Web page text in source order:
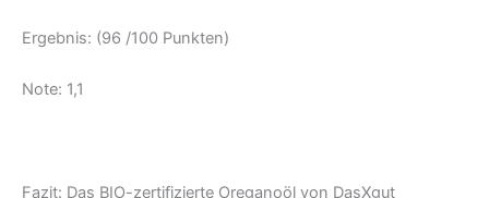
Ergebnis: (96 /100 Punkten)
Note: 1,1
Fazit: Das BIO-zertifizierte Oreganoöl von DasXgut